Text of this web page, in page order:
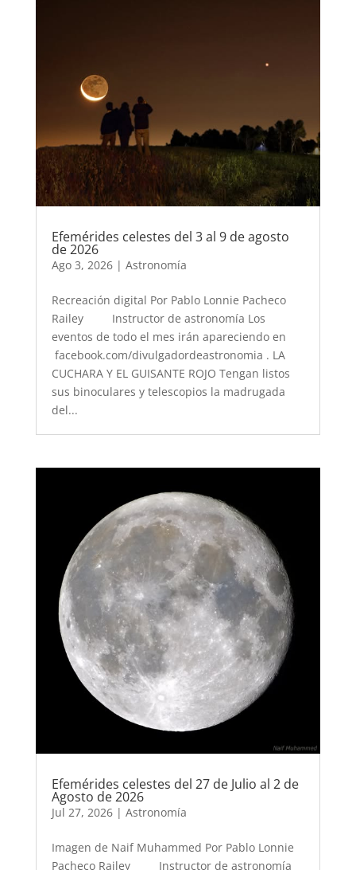
Efemérides celestes del 3 al 9 de agosto
de 2026
Ago 3, 2026| Astronomía
Recreación digital Por Pablo Lonnie Pacheco
Railey Instructor de astronomía Los
eventos de todo el mes irán apareciendo en
facebook.com/divulgadordeastronomia . LA
CUCHARA Y EL GUISANTE ROJO Tengan listos
sus binoculares y telescopios la madrugada
del...
Efemérides celestes del 27 de Julio al 2 de
Agosto de 2026
Jul 27, 2026| Astronomía
Imagen de Naif Muhammed Por Pablo Lonnie
Pacheco Railey Instructor de astronomía